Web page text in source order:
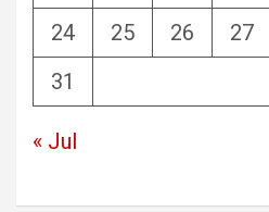
24
25 26 27
31
« Jul